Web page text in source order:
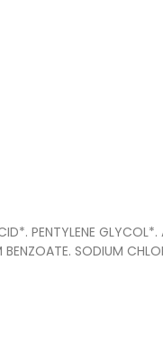
PENTYLENE GLYCOL*.
SODIUM